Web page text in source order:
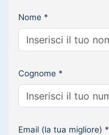
Nome *
Cognome *
Email (la tua migliore) *